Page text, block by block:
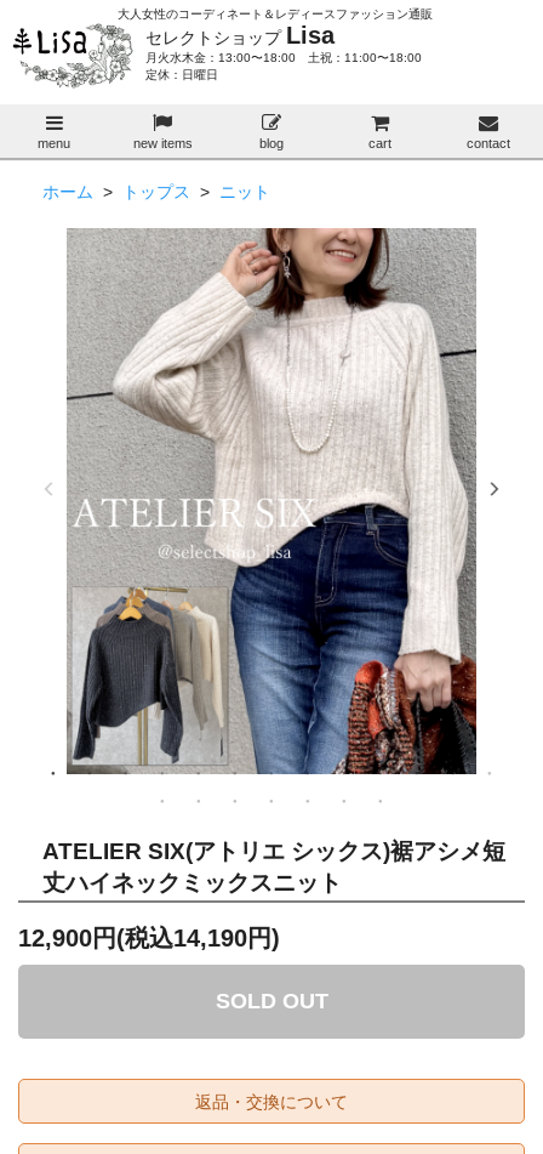
大人女性のコーディネート＆レディースファッション通販
セレクトショップ Lisa
月火水木金：13:00〜18:00 土祝：11:00〜18:00
定休：日曜日
menu new items blog cart contact
ホーム > トップス > ニット
ATELIER SIX(アトリエ シックス)裾アシメ短
丈ハイネックミックスニット
12,900円(税込14,190円)
SOLD OUT
返品・交換について